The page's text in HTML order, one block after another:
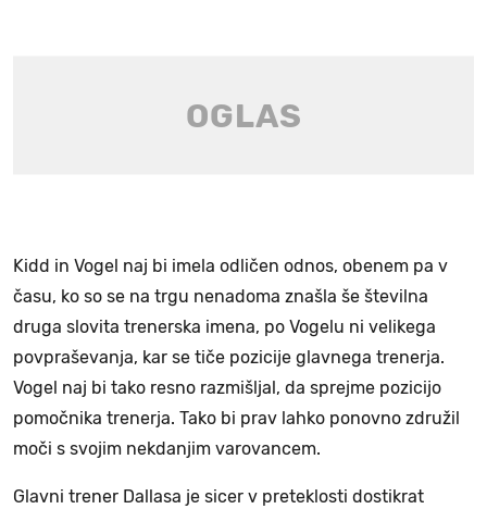
Kidd in Vogel naj bi imela odličen odnos, obenem pa v
času, ko so se na trgu nenadoma znašla še številna
druga slovita trenerska imena, po Vogelu ni velikega
povpraševanja, kar se tiče pozicije glavnega trenerja.
Vogel naj bi tako resno razmišljal, da sprejme pozicijo
pomočnika trenerja. Tako bi prav lahko ponovno združil
moči s svojim nekdanjim varovancem.
Glavni trener Dallasa je sicer v preteklosti dostikrat